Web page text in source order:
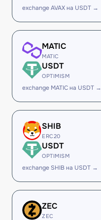
exchange AVAX на USDT →
MATIC
MATIC
USDT
OPTIMISM
exchange MATIC на USDT →
SHIB
ERC20
USDT
OPTIMISM
exchange SHIB на USDT →
ZEC
ZEC